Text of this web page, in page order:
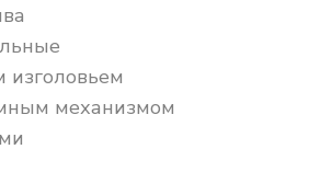
изголовьем
механизмом